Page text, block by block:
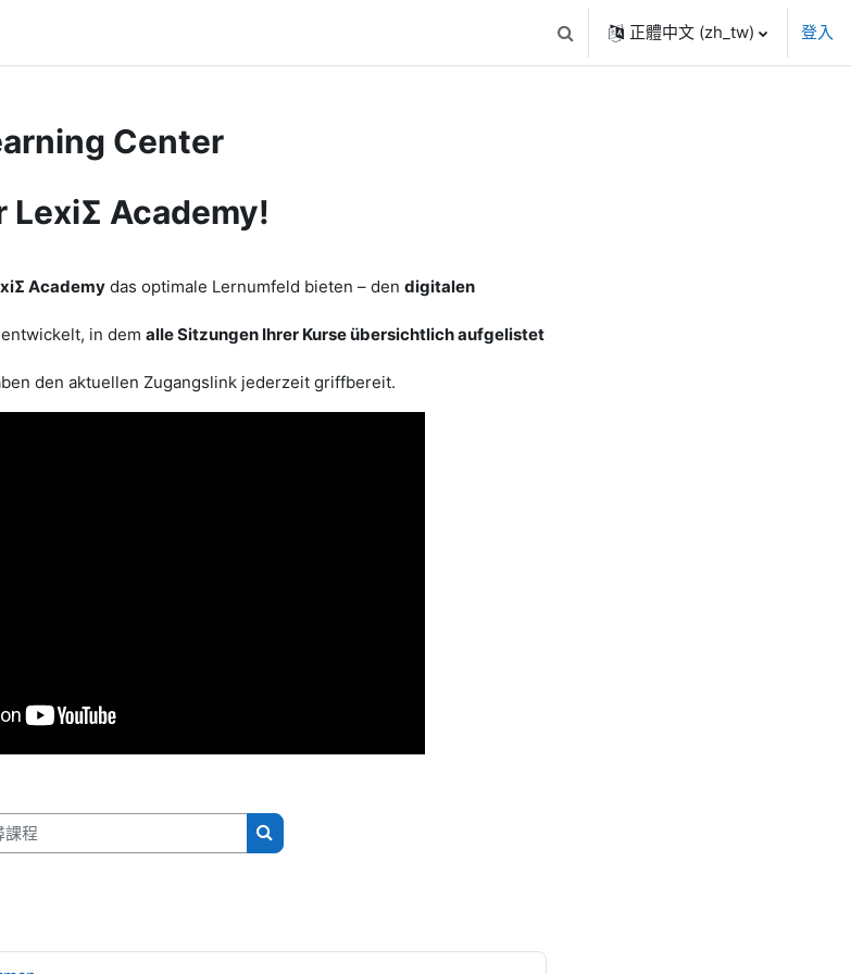
Toggle search input
正體中文 ‎(zh_tw)‎ 登入
Center
LexiΣ Academy!
Academy das optimale Lernumfeld bieten – den digitalen
in dem alle Sitzungen Ihrer Kurse übersichtlich aufgelistet
den aktuellen Zugangslink jederzeit griffbereit.
程
搜尋課程